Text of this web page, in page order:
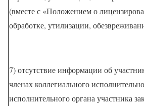
(вместе с «Положением о
обработке, утилизации,
7) отсутствие информации об
членах коллегиального
исполнительного органа участника